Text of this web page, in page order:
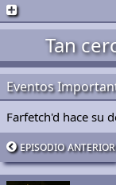
Tan
Eventos
Farfetch'd hace su
episodio anterior